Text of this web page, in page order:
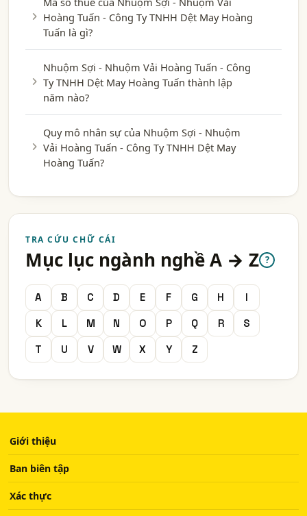
Hoàng Tuấn - Công Ty TNHH Dệt May Hoàng
Tuấn là gì?
Nhuộm Sợi - Nhuộm Vải Hoàng Tuấn - Công
Ty TNHH Dệt May Hoàng Tuấn thành lập
năm nào?
Quy mô nhân sự của Nhuộm Sợi - Nhuộm
Vải Hoàng Tuấn - Công Ty TNHH Dệt May
Hoàng Tuấn?
TRA CỨU CHỮ CÁI
Mục lục ngành nghề A → Z ?
A B C D E F G H
I
K
L M N O P Q R
S
T
U V W X Y Z
Giới thiệu
Ban biên tập
Xác thực